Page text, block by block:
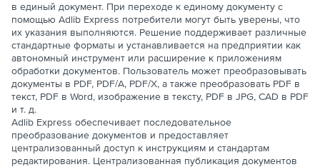
в единый документ. При переходе к единому документу с
помощью Adlib Express потребители могут быть уверены, что
их указания выполняются. Решение поддерживает различные
стандартные форматы и устанавливается на предприятии как
автономный инструмент или расширение к приложениям
обработки документов. Пользователь может преобразовывать
документы в PDF, PDF/A, PDF/X, а также преобразовать PDF в
текст, PDF в Word, изображение в тексту, PDF в JPG, CAD в PDF
и т. д.
Adlib Express обеспечивает последовательное
преобразование документов и предоставляет
централизованный доступ к инструкциям и стандартам
редактирования. Централизованная публикация документов